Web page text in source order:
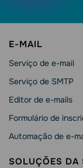
E-MAIL
Serviço de e-mail
Serviço de SMTP
Editor de e-mails
Formulário de
Automação de e-
SOLUÇÕES DA